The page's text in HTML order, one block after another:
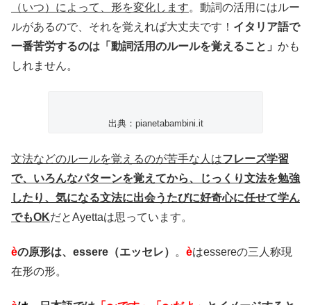
（いつ）によって、形を変化します。動詞の活用にはルー
ルがあるので、それを覚えれば大丈夫です！ イタリア語で
一番苦労するのは「動詞活用のルールを覚えること」 かも
しれません。
出典：pianetabambini.it
文法などのルールを覚えるのが苦手な人はフレーズ学習
で、いろんなパターンを覚えてから、じっくり文法を勉強
したり、気になる文法に出会うたびに好奇心に任せて学ん
でもOKだとAyettaは思っています。
èの原形は、essere（エッセレ） 。 èはessereの三人称現
在形の形。